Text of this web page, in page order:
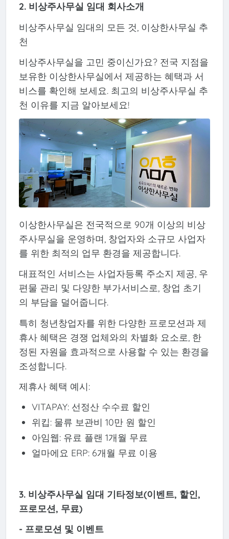
2. 비상주사무실 임대 회사소개
비상주사무실 임대의 모든 것, 이상한사무실 추
천
비상주사무실을 고민 중이신가요? 전국 지점을
보유한 이상한사무실에서 제공하는 혜택과 서
비스를 확인해 보세요. 최고의 비상주사무실 추
천 이유를 지금 알아보세요!
이상한사무실은 전국적으로 90개 이상의 비상
주사무실을 운영하며, 창업자와 소규모 사업자
를 위한 최적의 업무 환경을 제공합니다.
대표적인 서비스는 사업자등록 주소지 제공, 우
편물 관리 및 다양한 부가서비스로, 창업 초기
의 부담을 덜어줍니다.
특히 청년창업자를 위한 다양한 프로모션과 제
휴사 혜택은 경쟁 업체와의 차별화 요소로, 한
정된 자원을 효과적으로 사용할 수 있는 환경을
조성합니다.
제휴사 혜택 예시:
VITAPAY: 선정산 수수료 할인
위킵: 물류 보관비 10만 원 할인
아임웹: 유료 플랜 1개월 무료
얼마에요 ERP: 6개월 무료 이용
3. 비상주사무실 임대 기타정보(이벤트, 할인,
프로모션, 무료)
- 프로모션 및 이벤트